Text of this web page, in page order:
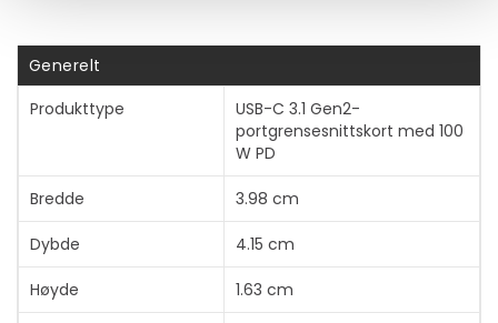
Generelt
Produkttype
USB-C 3.1 Gen2-
portgrensesnittskort med 100
W PD
Bredde 3.98 cm
Dybde 4.15 cm
Høyde 1.63 cm